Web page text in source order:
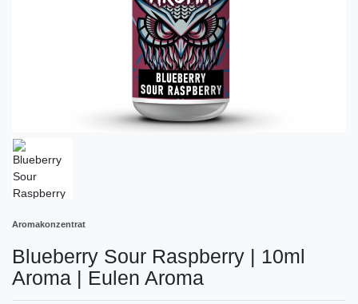
Aromakonzentrat
Blueberry Sour Raspberry | 10ml
Aroma | Eulen Aroma